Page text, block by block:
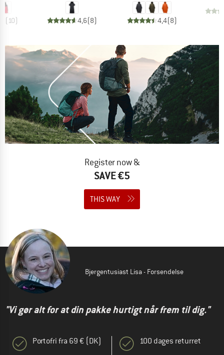
(10) 4,6(8) 4,4(8)
Register now &
SAVE €5
THIS WAY
Bjergentusiast Lisa - Forsendelse
"Vi gør alt for at din pakke hurtigt når frem til dig."
Portofri fra 69 € (DK)
100 dages returret